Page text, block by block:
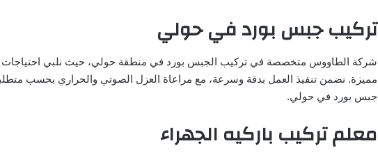
تركيب جبس بورد في حولي
شركة الطاووس متخصصة في تركيب الجبس بورد في منطقة حولي، حيث نلبي احتياجات
مميزة. نضمن تنفيذ العمل بدقة وسرعة، مع مراعاة العزل الصوتي والحراري بحسب
جبس بورد في حولي.
معلم تركيب باركيه الجهراء